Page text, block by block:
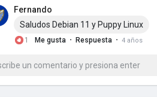
Fernando
Saludos Debian 11 y Puppy Linux
1 Me gusta · Respuesta · 4 años